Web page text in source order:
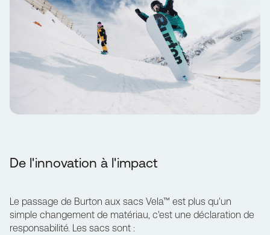
De l'innovation à l'impact
Le passage de Burton aux sacs Vela™ est plus qu'un
simple changement de matériau, c'est une déclaration de
responsabilité. Les sacs sont :